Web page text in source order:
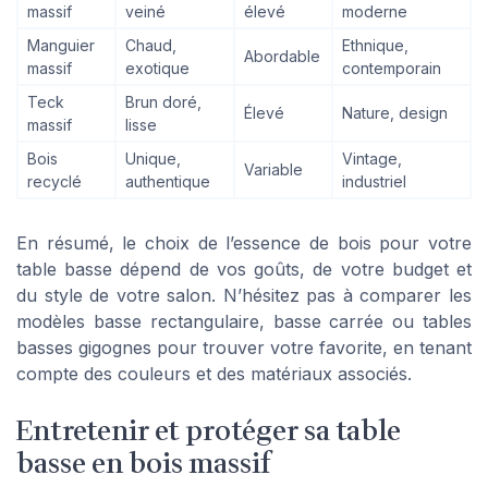
massif
veiné
élevé
moderne
Manguier
massif
Chaud,
exotique
Abordable
Ethnique,
contemporain
Teck
massif
Brun doré,
lisse
Élevé Nature, design
Bois
recyclé
Unique,
authentique
Variable
Vintage,
industriel
En résumé, le choix de l’essence de bois pour votre
table basse dépend de vos goûts, de votre budget et
du style de votre salon. N’hésitez pas à comparer les
modèles basse rectangulaire, basse carrée ou tables
basses gigognes pour trouver votre favorite, en tenant
compte des couleurs et des matériaux associés.
Entretenir et protéger sa table
basse en bois massif